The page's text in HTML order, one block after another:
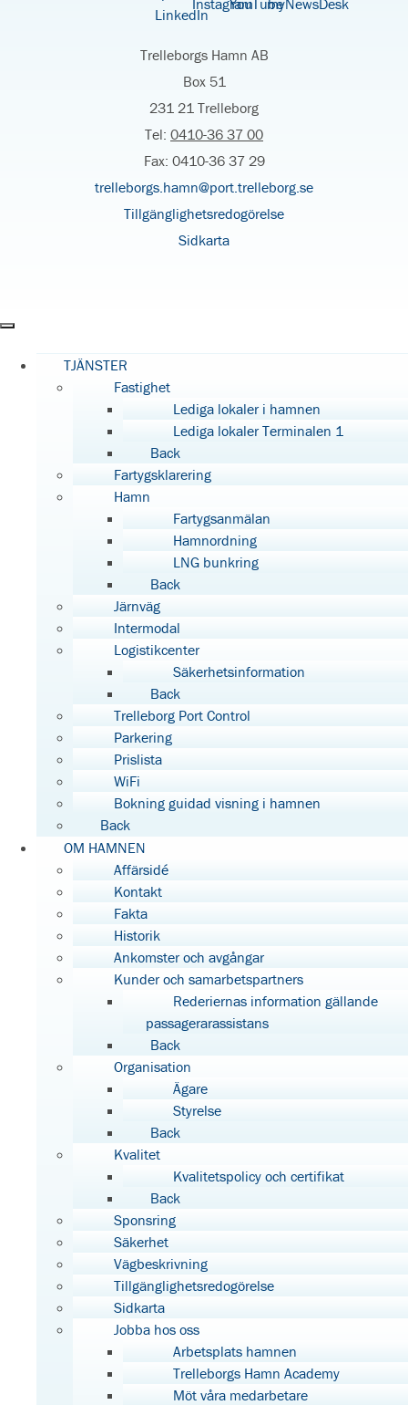
Trelleborgs Hamn AB
Box 51
231 21 Trelleborg
Tel: 0410-36 37 00
Fax: 0410-36 37 29
trelleborgs.hamn@port.trelleborg.se
Tillgänglighetsredogörelse
Sidkarta
TJÄNSTER
Fastighet
Lediga lokaler i hamnen
Lediga lokaler Terminalen 1
Back
Fartygsklarering
Hamn
Fartygsanmälan
Hamnordning
LNG bunkring
Back
Järnväg
Intermodal
Logistikcenter
Säkerhetsinformation
Back
Trelleborg Port Control
Parkering
Prislista
WiFi
Bokning guidad visning i hamnen
Back
OM HAMNEN
Affärsidé
Kontakt
Fakta
Historik
Ankomster och avgångar
Kunder och samarbetspartners
Rederiernas information gällande
passagerarassistans
Back
Organisation
Ägare
Styrelse
Back
Kvalitet
Kvalitetspolicy och certifikat
Back
Sponsring
Säkerhet
Vägbeskrivning
Tillgänglighetsredogörelse
Sidkarta
Jobba hos oss
Arbetsplats hamnen
Trelleborgs Hamn Academy
Möt våra medarbetare